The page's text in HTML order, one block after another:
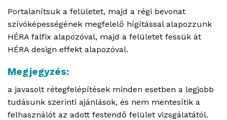
Portalanítsuk a felületet, majd a régi bevonat
szívóképességének megfelelő hígítással alapozzunk
HÉRA falfix alapozóval, majd a felületet fessük át
HÉRA design effekt alapozóval.
Megjegyzés:
a javasolt rétegfelépítések minden esetben a legjobb
tudásunk szerinti ajánlások, és nem mentesítik a
felhasználót az adott festendő felület vizsgálatától.